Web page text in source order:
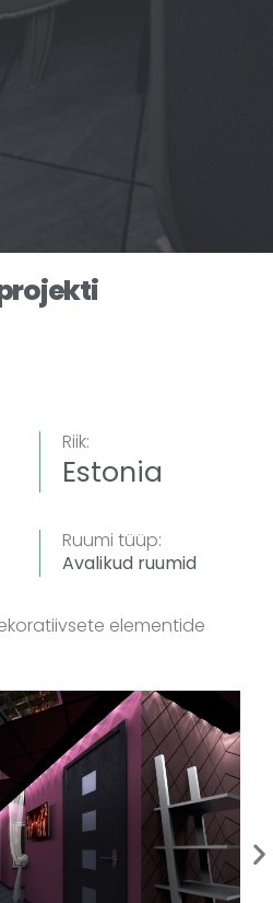
Riik:
Estonia
Ruumi tüüp:
Avalikud ruumid
elementide